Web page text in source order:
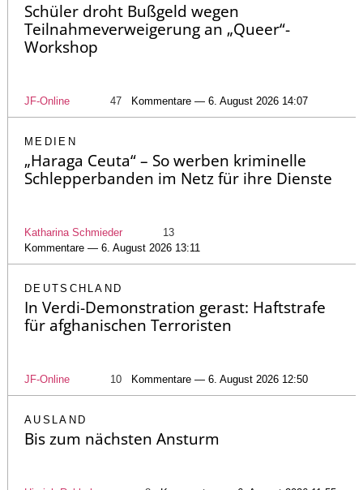
Schüler droht Bußgeld wegen
Teilnahmeverweigerung an „Queer“-
Workshop
JF-Online 47 Kommentare — 6. August 2026 14:07
MEDIEN
„Haraga Ceuta“ – So werben kriminelle
Schlepperbanden im Netz für ihre Dienste
Katharina Schmieder
13
Kommentare — 6. August 2026 13:11
DEUTSCHLAND
In Verdi-Demonstration gerast: Haftstrafe
für afghanischen Terroristen
JF-Online 10 Kommentare — 6. August 2026 12:50
AUSLAND
Bis zum nächsten Ansturm